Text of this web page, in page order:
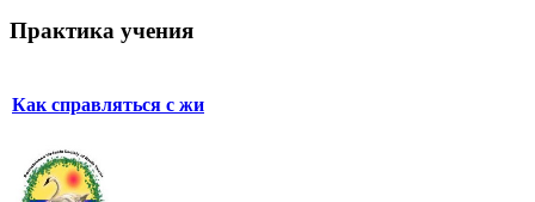
Практика учения
Как справляться с жи